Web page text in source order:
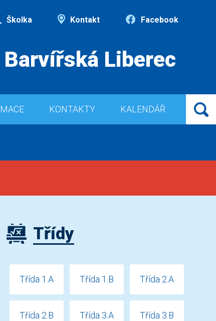
Školka Kontakt Facebook
Liberec
KONTAKTY KALENDÁŘ
Třídy
Třída 1.A Třída 1.B Třída 2.A
Třída 2.B Třída 3.A Třída 3.B